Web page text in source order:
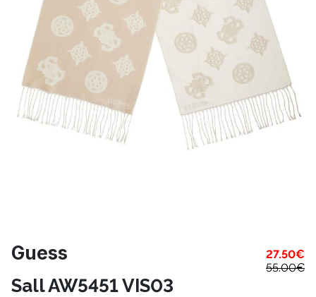
Guess 27.50€
55.00€
Sall AW5451 VIS03